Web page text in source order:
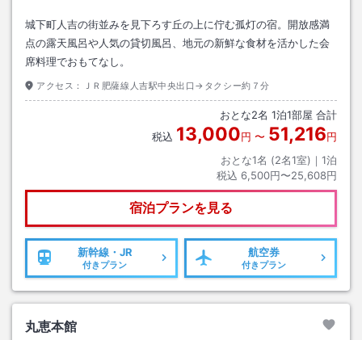
城下町人吉の街並みを見下ろす丘の上に佇む孤灯の宿。開放感満
点の露天風呂や人気の貸切風呂、地元の新鮮な食材を活かした会
席料理でおもてなし。
アクセス： ＪＲ肥薩線人吉駅中央出口→タクシー約７分
おとな2名 1泊1部屋 合計
税込 13,000円 〜 51,216円
おとな1名 (2名1室)｜ 1泊
税込 6,500円〜25,608円
宿泊プランを見る
新幹線・JR
付きプラン
航空券
付きプラン
丸恵本館